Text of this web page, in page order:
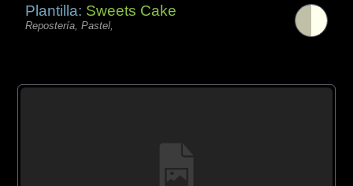
Plantilla: Sweets Cake
Repostería, Pastel,